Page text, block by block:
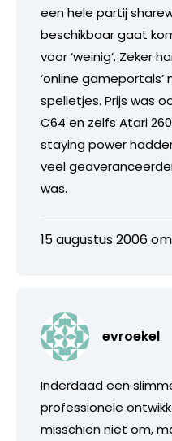
een hele partij
beschikbaar gaat
voor ‘weinig’. Zeker
‘online
spelletjes. Prijs was
C64 en zelfs Atari
staying power
veel
was.
15 augustus 2006 om
evroekel
Inderdaad een
professionele
misschien niet om,